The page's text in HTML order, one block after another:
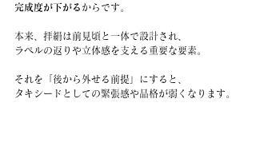
完成度が下がる からです。
本来、拝絹は前見頃と一体で設計され、
ラペルの返りや立体感を支える重要な要素。
それを「後から外せる前提」にすると、
タキシードとしての緊張感や品格が弱くなります。